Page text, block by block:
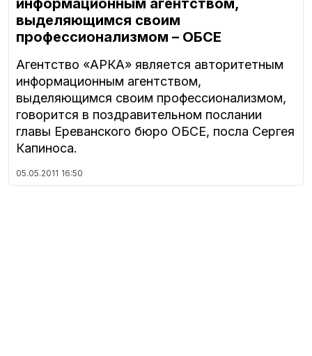
информационным агентством,
выделяющимся своим
профессионализмом – ОБСЕ
Агентство «АРКА» является авторитетным
информационным агентством,
выделяющимся своим профессионализмом,
говорится в поздравительном послании
главы Ереванского бюро ОБСЕ, посла Сергея
Капиноса.
05.05.2011 16:50